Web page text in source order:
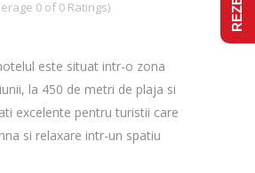
0 of 0 Ratings)
este situat intr-o zona
la 450 de metri de plaja si
excelente pentru turistii care
si relaxare intr-un spatiu